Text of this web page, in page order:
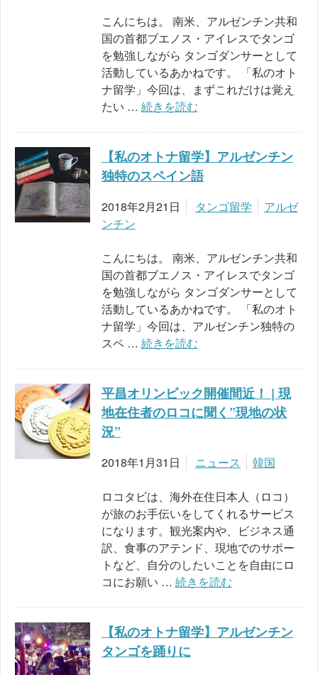
こんにちは。 南米、アルゼンチン共和
国の首都ブエノス・アイレスでタンゴ
を勉強しながら タンゴダンサーとして
活動しているあかねです。 「私のオト
ナ留学」今回は、まずこれだけは覚え
たい … 続きを読む
【私のオトナ留学】アルゼンチン
独特のスペイン語
2018年2月21日 タンゴ留学
アルゼ
ンチン
こんにちは。 南米、アルゼンチン共和
国の首都ブエノス・アイレスでタンゴ
を勉強しながら タンゴダンサーとして
活動しているあかねです。 「私のオト
ナ留学」今回は、アルゼンチン独特の
スペ … 続きを読む
平昌オリンピック開催間近！ | 現
地在住者のロコに聞く”現地の状
況”
2018年1月31日 ニュース 韓国
ロコタビは、海外在住日本人（ロコ）
が旅のお手伝いをしてくれるサービス
になります。観光案内や、ビジネス通
訳、食事のアテンド、現地でのサポー
トなど、自分のしたいことを自由にロ
コにお願い … 続きを読む
【私のオトナ留学】アルゼンチン
タンゴを踊りに